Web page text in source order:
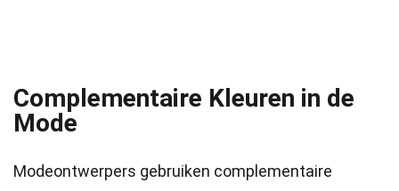
Complementaire Kleuren in de
Mode
Modeontwerpers gebruiken complementaire